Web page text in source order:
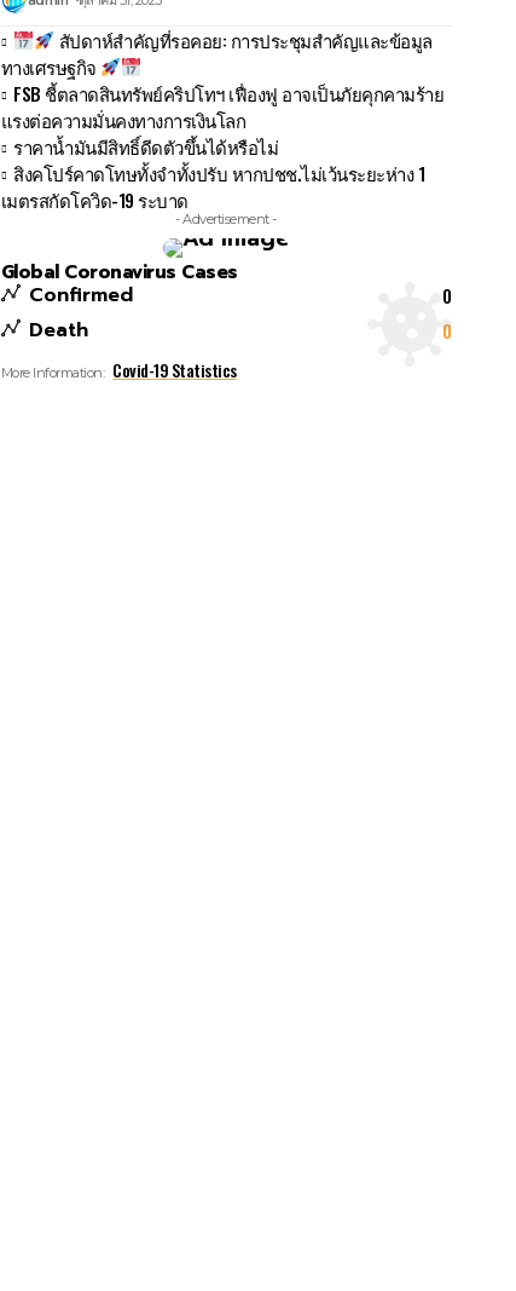
สัปดาห์สำคัญที่รอคอย: การประชุมสำคัญและข้อมูล
ทางเศรษฐกิจ
FSB ชี้ตลาดสินทรัพย์คริปโทฯ เฟื่องฟู อาจเป็นภัยคุกคามร้าย
แรงต่อความมั่นคงทางการเงินโลก
ราคาน้ำมันมีสิทธิ์ดีดตัวขึ้นได้หรือไม่
สิงคโปร์คาดโทษทั้งจำทั้งปรับ หากปชช.ไม่เว้นระยะห่าง 1
เมตรสกัดโควิด-19 ระบาด
- Advertisement -
Global Coronavirus Cases
Confirmed 0
Death 0
More Information: Covid-19 Statistics